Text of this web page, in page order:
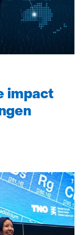
impact